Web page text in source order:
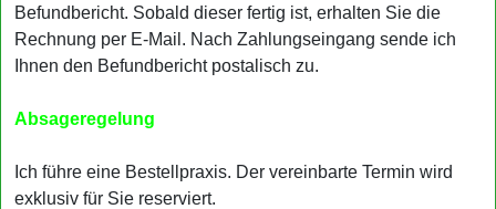
Befundbericht. Sobald dieser fertig ist, erhalten Sie die
Rechnung per E-Mail. Nach Zahlungseingang sende ich
Ihnen den Befundbericht postalisch zu.
Absageregelung
Ich führe eine Bestellpraxis. Der vereinbarte Termin wird
exklusiv für Sie reserviert.